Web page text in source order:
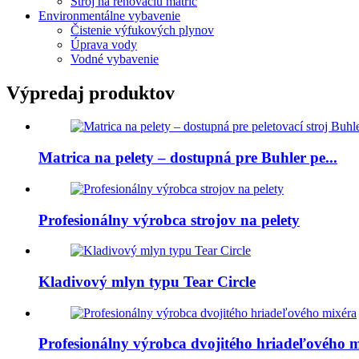
Environmentálne vybavenie
Čistenie výfukových plynov
Úprava vody
Vodné vybavenie
Výpredaj produktov
Matrica na pelety – dostupná pre Buhler pe...
Profesionálny výrobca strojov na pelety
Kladivový mlyn typu Tear Circle
Profesionálny výrobca dvojitého hriadeľového